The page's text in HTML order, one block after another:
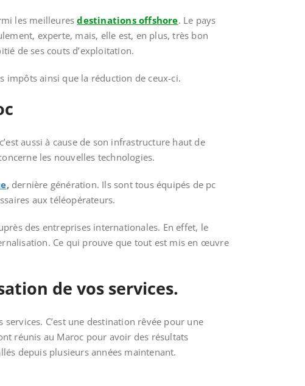
les meilleuresdestinations offshore. Le pays
experte, mais, elle est, en plus, très bon
de ses couts d’exploitation.
impôts ainsi que la réduction de ceux-ci.
aussi à cause de son infrastructure haut de
les nouvelles technologies.
, dernière génération. Ils sont tous équipés de pc
aux téléopérateurs.
des entreprises internationales. En effet, le
Ce qui prouve que tout est mis en œuvre
de vos services.
C’est une destination rêvée pour une
réunis au Maroc pour avoir des résultats
depuis plusieurs années maintenant.